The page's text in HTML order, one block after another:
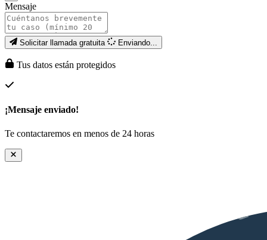
Mensaje
Solicitar llamada gratuita Enviando...
Tus datos están protegidos
¡Mensaje enviado!
Te contactaremos en menos de 24 horas